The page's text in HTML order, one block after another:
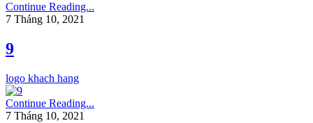
Continue Reading...
7 Tháng 10, 2021
9
logo khach hang
Continue Reading...
7 Tháng 10, 2021